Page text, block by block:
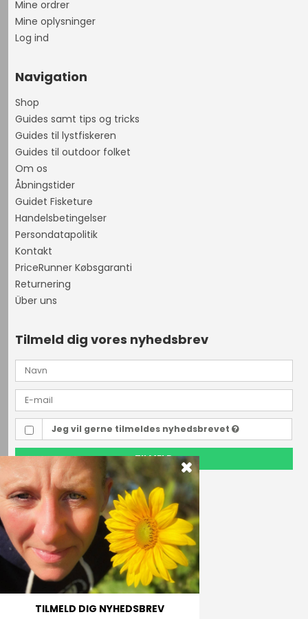
Mine ordrer
Mine oplysninger
Log ind
Navigation
Shop
Guides samt tips og tricks
Guides til lystfiskeren
Guides til outdoor folket
Om os
Åbningstider
Guidet Fisketure
Handelsbetingelser
Persondatapolitik
Kontakt
PriceRunner Købsgaranti
Returnering
Über uns
Tilmeld dig vores nyhedsbrev
Jeg vil gerne tilmeldes nyhedsbrevet
TILMELD
Outdoor i Centrum
Perlegade 44
6400 Sønderborg, Danmark
Telefonnr.
(+45) 74 43 53 55
E-mail
TILMELD DIG NYHEDSBREV